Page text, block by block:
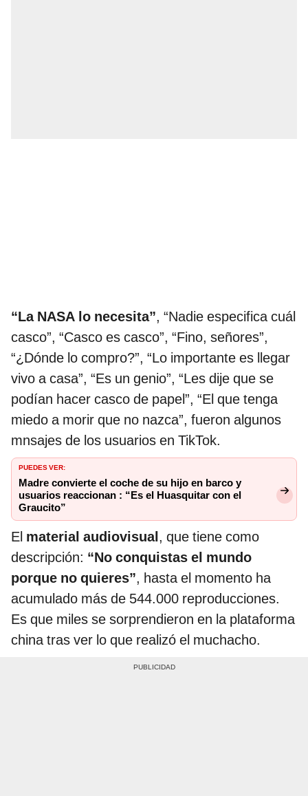
“La NASA lo necesita”, “Nadie especifica cuál
casco”, “Casco es casco”, “Fino, señores”,
“¿Dónde lo compro?”, “Lo importante es llegar
vivo a casa”, “Es un genio”, “Les dije que se
podían hacer casco de papel”, “El que tenga
miedo a morir que no nazca”, fueron algunos
mnsajes de los usuarios en TikTok.
PUEDES VER:
Madre convierte el coche de su hijo en barco y
usuarios reaccionan : “Es el Huasquitar con el
Graucito”
El material audiovisual, que tiene como
descripción: “No conquistas el mundo
porque no quieres”, hasta el momento ha
acumulado más de 544.000 reproducciones.
Es que miles se sorprendieron en la plataforma
china tras ver lo que realizó el muchacho.